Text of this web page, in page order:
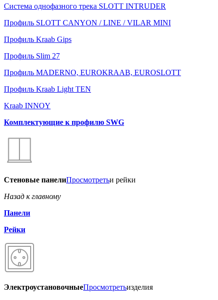
Система однофазного трека SLOTT INTRUDER
Профиль SLOTT CANYON / LINE / VILAR MINI
Профиль Kraab Gips
Профиль Slim 27
Профиль MADERNO, EUROKRAAB, EUROSLOTT
Профиль Kraab Light TEN
Kraab INNOY
Комплектующие к профилю SWG
Стеновые панелиПросмотретьи рейки
Назад к главному
Панели
Рейки
ЭлектроустановочныеПросмотретьизделия